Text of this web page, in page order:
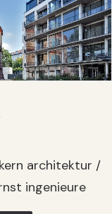
architektur /
ingenieure